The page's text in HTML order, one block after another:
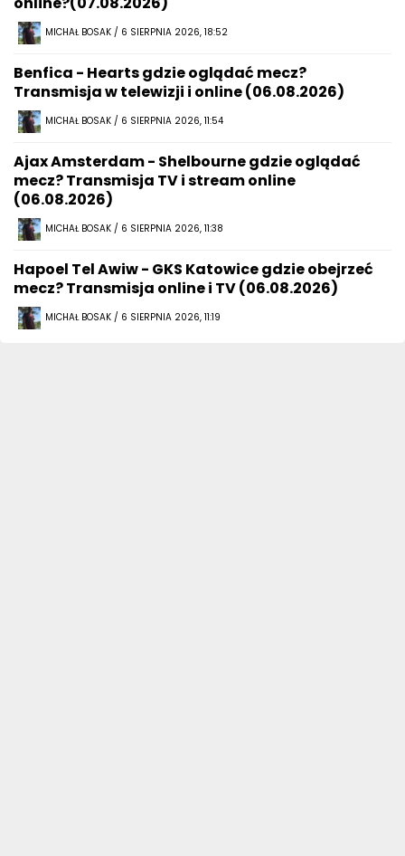
MICHAŁ BOSAK / 6 SIERPNIA 2026, 18:52
Benfica - Hearts gdzie oglądać mecz?
Transmisja w telewizji i online (06.08.2026)
MICHAŁ BOSAK / 6 SIERPNIA 2026, 11:54
Ajax Amsterdam - Shelbourne gdzie oglądać
mecz? Transmisja TV i stream online
(06.08.2026)
MICHAŁ BOSAK / 6 SIERPNIA 2026, 11:38
Hapoel Tel Awiw - GKS Katowice gdzie obejrzeć
mecz? Transmisja online i TV (06.08.2026)
MICHAŁ BOSAK / 6 SIERPNIA 2026, 11:19